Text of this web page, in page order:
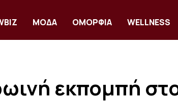
ΜΟΔΑ ΟΜΟΡΦΙΑ WELLNESS
εκπομπή